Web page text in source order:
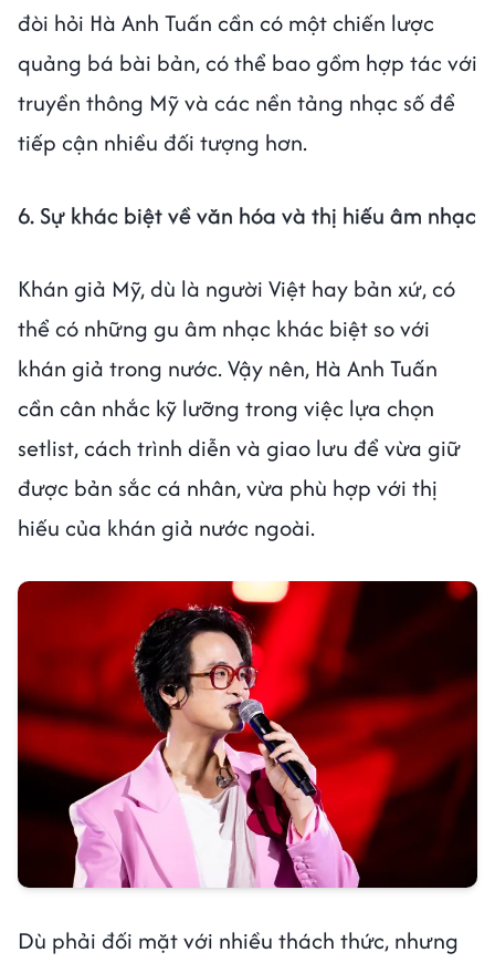
đòi hỏi Hà Anh Tuấn cần có một chiến lược
quảng bá bài bản, có thể bao gồm hợp tác với
truyền thông Mỹ và các nền tảng nhạc số để
tiếp cận nhiều đối tượng hơn.
6. Sự khác biệt về văn hóa và thị hiếu âm nhạc
Khán giả Mỹ, dù là người Việt hay bản xứ, có
thể có những gu âm nhạc khác biệt so với
khán giả trong nước. Vậy nên, Hà Anh Tuấn
cần cân nhắc kỹ lưỡng trong việc lựa chọn
setlist, cách trình diễn và giao lưu để vừa giữ
được bản sắc cá nhân, vừa phù hợp với thị
hiếu của khán giả nước ngoài.
Dù phải đối mặt với nhiều thách thức, nhưng